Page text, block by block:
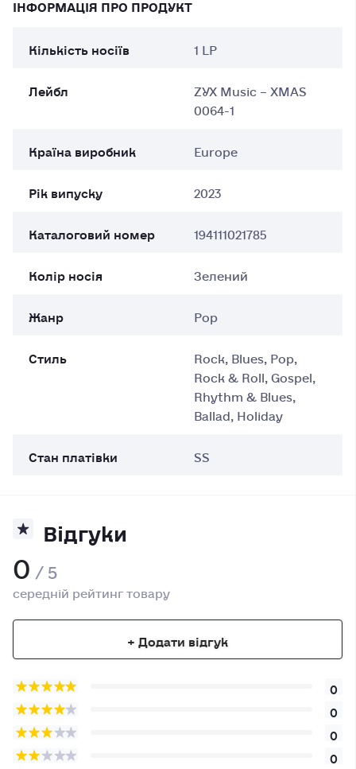
ІНФОРМАЦІЯ ПРО ПРОДУКТ
Кількість носіїв
1 LP
Лейбл
ZYX Music – XMAS
0064-1
Країна виробник
Europe
Рік випуску
2023
Каталоговий номер
194111021785
Колір носія
Зелений
Жанр
Pop
Стиль
Rock, Blues, Pop,
Rock & Roll, Gospel,
Rhythm & Blues,
Ballad, Holiday
Стан платівки
SS
Відгуки
0 / 5
середній рейтинг товару
+ Додати відгук
0
0
0
0